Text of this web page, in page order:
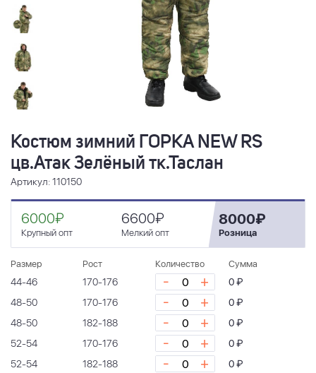
Костюм зимний ГОРКА NEW RS
цв.Атак Зелёный тк.Таслан
Артикул: 110150
6000₽
Крупный опт
6600₽
Мелкий опт
8000₽
Розница
Размер Рост Количество Сумма
44-46 170-176 - +
0 ₽
48-50
170-176 - +
0 ₽
48-50
182-188 - +
0 ₽
52-54
170-176 - +
0 ₽
52-54
182-188 - +
0 ₽